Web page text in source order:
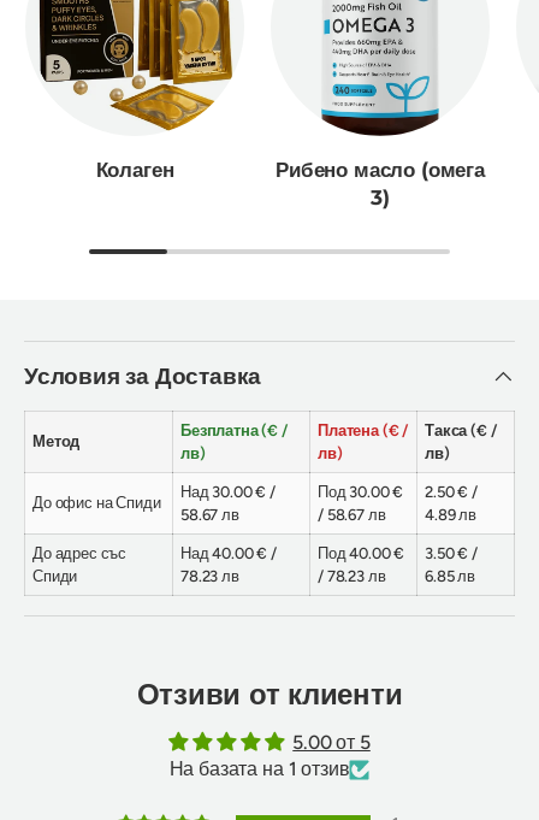
Колаген
Рибено масло (омега
3)
Условия за Доставка
Метод
Безплатна (€ /
лв)
Платена (€ /
лв)
Такса (€ /
лв)
До офис на Спиди
Над 30.00 € /
58.67 лв
Под 30.00 €
/ 58.67 лв
2.50 € /
4.89 лв
До адрес със
Спиди
Над 40.00 € /
78.23 лв
Под 40.00 €
/ 78.23 лв
3.50 € /
6.85 лв
Отзиви от клиенти
5.00 от 5
На базата на 1 отзив